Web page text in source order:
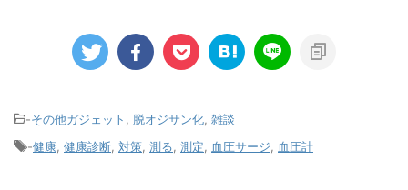
-その他ガジェット 脱オジサン化 雑談
-健康 健康診断 対策 測る 測定 血圧サージ 血圧計